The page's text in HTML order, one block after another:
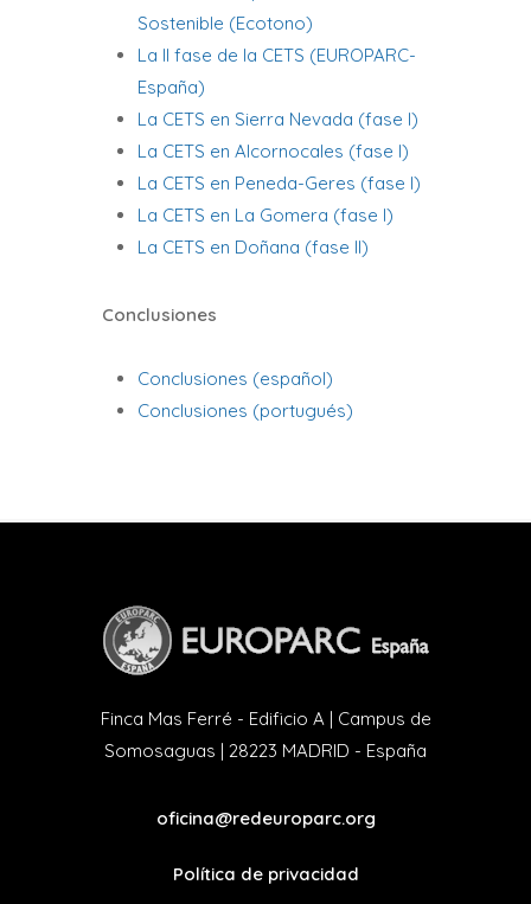
Sostenible (Ecotono)
La II fase de la CETS (EUROPARC-
España)
La CETS en Sierra Nevada (fase I)
La CETS en Alcornocales (fase I)
La CETS en Peneda-Geres (fase I)
La CETS en La Gomera (fase I)
La CETS en Doñana (fase II)
Conclusiones
Conclusiones (español)
Conclusiones (portugués)
Finca Mas Ferré - Edificio A | Campus de
Somosaguas | 28223 MADRID - España
oficina@redeuroparc.org
Política de privacidad